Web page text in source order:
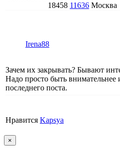
18458 11636 Москва
Irena88
Зачем их закрывать? Бывают
Надо просто быть внимательнее
последнего поста.
Нравится Kapsya
×